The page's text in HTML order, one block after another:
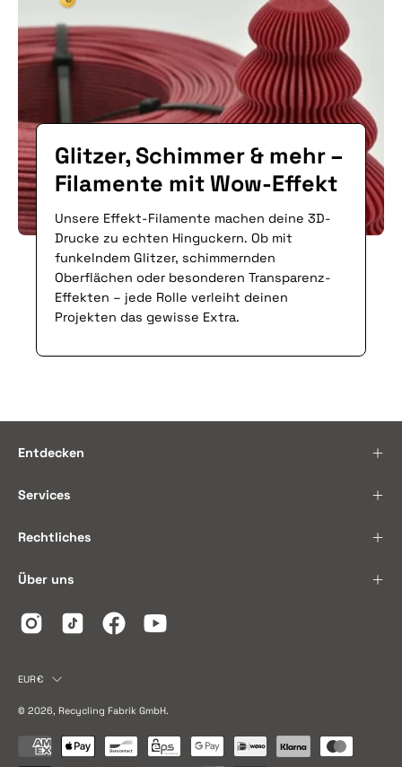
Glitzer, Schimmer & mehr –
Filamente mit Wow-Effekt
Unsere Effekt-Filamente machen deine 3D-
Drucke zu echten Hinguckern. Ob mit
funkelndem Glitzer, schimmernden
Oberflächen oder besonderen Transparenz-
Effekten – jede Rolle verleiht deinen
Projekten das gewisse Extra.
Entdecken
Services
Rechtliches
Über uns
Land
EUR€
© 2026, Recycling Fabrik GmbH.
€
€